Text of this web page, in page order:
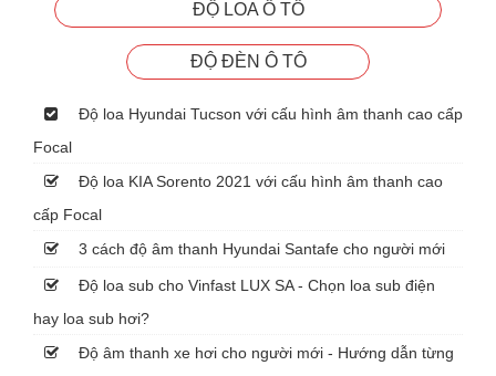
ĐỘ LOA Ô TÔ
ĐỘ ĐÈN Ô TÔ
Độ loa Hyundai Tucson với cấu hình âm thanh cao cấp
Focal
Độ loa KIA Sorento 2021 với cấu hình âm thanh cao
cấp Focal
3 cách độ âm thanh Hyundai Santafe cho người mới
Độ loa sub cho Vinfast LUX SA - Chọn loa sub điện
hay loa sub hơi?
Độ âm thanh xe hơi cho người mới - Hướng dẫn từng